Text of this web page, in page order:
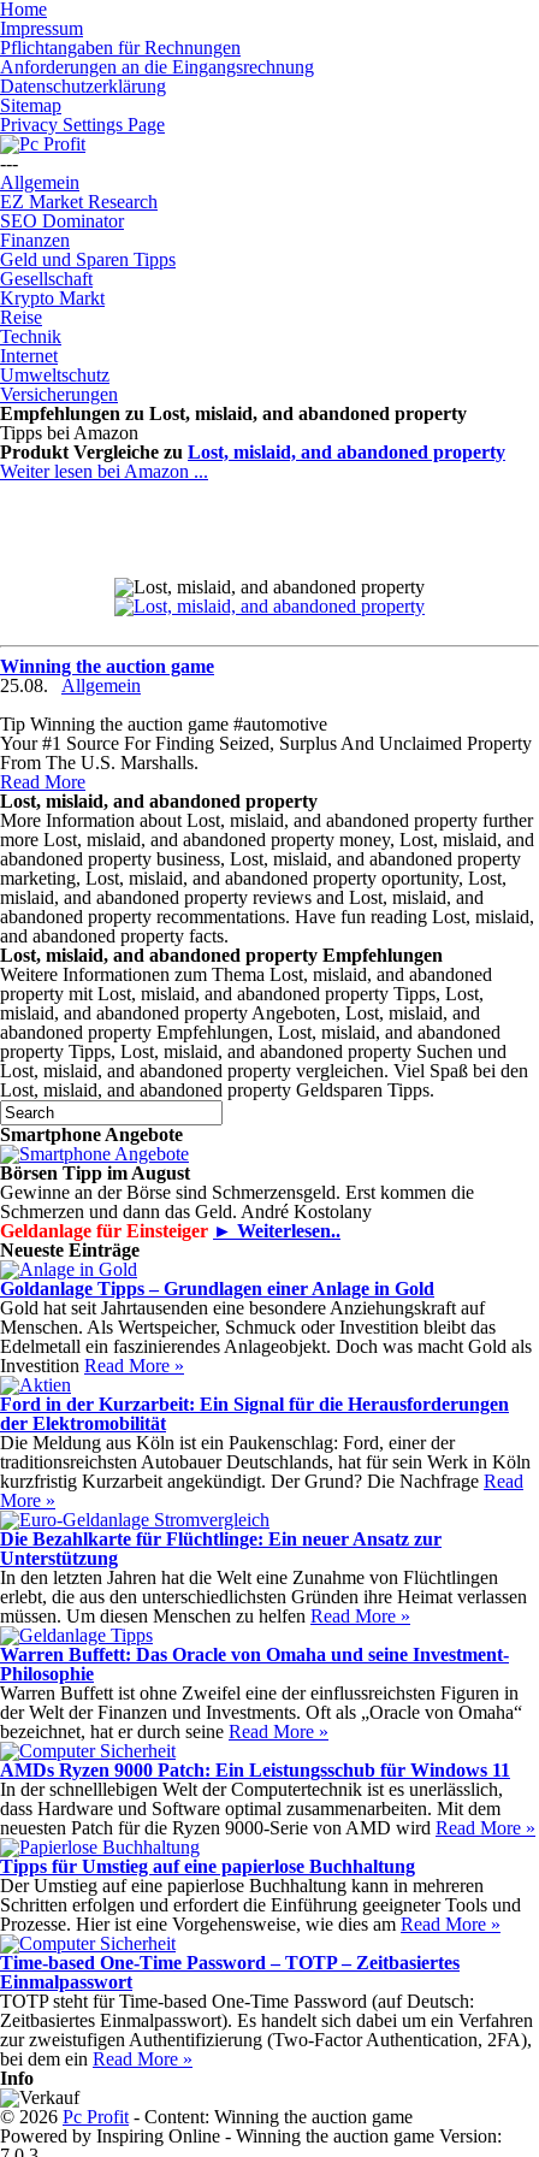
Home
Impressum
Pflichtangaben für Rechnungen
Anforderungen an die Eingangsrechnung
Datenschutzerklärung
Sitemap
Privacy Settings Page
---
Allgemein
EZ Market Research
SEO Dominator
Finanzen
Geld und Sparen Tipps
Gesellschaft
Krypto Markt
Reise
Technik
Internet
Umweltschutz
Versicherungen
Empfehlungen zu Lost, mislaid, and abandoned property
Tipps bei Amazon
Produkt Vergleiche zu Lost, mislaid, and abandoned property
Weiter lesen bei Amazon ...
Winning the auction game
25.08.
Allgemein
Tip Winning the auction game #automotive
Your #1 Source For Finding Seized, Surplus And Unclaimed Property
From The U.S. Marshalls.
Read More
Lost, mislaid, and abandoned property
More Information about Lost, mislaid, and abandoned property further
more Lost, mislaid, and abandoned property money, Lost, mislaid, and
abandoned property business, Lost, mislaid, and abandoned property
marketing, Lost, mislaid, and abandoned property oportunity, Lost,
mislaid, and abandoned property reviews and Lost, mislaid, and
abandoned property recommentations. Have fun reading Lost, mislaid,
and abandoned property facts.
Lost, mislaid, and abandoned property Empfehlungen
Weitere Informationen zum Thema Lost, mislaid, and abandoned
property mit Lost, mislaid, and abandoned property Tipps, Lost,
mislaid, and abandoned property Angeboten, Lost, mislaid, and
abandoned property Empfehlungen, Lost, mislaid, and abandoned
property Tipps, Lost, mislaid, and abandoned property Suchen und
Lost, mislaid, and abandoned property vergleichen. Viel Spaß bei den
Lost, mislaid, and abandoned property Geldsparen Tipps.
Smartphone Angebote
Börsen Tipp im August
Gewinne an der Börse sind Schmerzensgeld. Erst kommen die
Schmerzen und dann das Geld. André Kostolany
Geldanlage für Einsteiger ► Weiterlesen..
Neueste Einträge
Goldanlage Tipps – Grundlagen einer Anlage in Gold
Gold hat seit Jahrtausenden eine besondere Anziehungskraft auf
Menschen. Als Wertspeicher, Schmuck oder Investition bleibt das
Edelmetall ein faszinierendes Anlageobjekt. Doch was macht Gold als
Investition Read More »
Ford in der Kurzarbeit: Ein Signal für die Herausforderungen
der Elektromobilität
Die Meldung aus Köln ist ein Paukenschlag: Ford, einer der
traditionsreichsten Autobauer Deutschlands, hat für sein Werk in Köln
kurzfristig Kurzarbeit angekündigt. Der Grund? Die Nachfrage Read
More »
Die Bezahlkarte für Flüchtlinge: Ein neuer Ansatz zur
Unterstützung
In den letzten Jahren hat die Welt eine Zunahme von Flüchtlingen
erlebt, die aus den unterschiedlichsten Gründen ihre Heimat verlassen
müssen. Um diesen Menschen zu helfen Read More »
Warren Buffett: Das Oracle von Omaha und seine Investment-
Philosophie
Warren Buffett ist ohne Zweifel eine der einflussreichsten Figuren in
der Welt der Finanzen und Investments. Oft als „Oracle von Omaha“
bezeichnet, hat er durch seine Read More »
AMDs Ryzen 9000 Patch: Ein Leistungsschub für Windows 11
In der schnelllebigen Welt der Computertechnik ist es unerlässlich,
dass Hardware und Software optimal zusammenarbeiten. Mit dem
neuesten Patch für die Ryzen 9000-Serie von AMD wird Read More »
Tipps für Umstieg auf eine papierlose Buchhaltung
Der Umstieg auf eine papierlose Buchhaltung kann in mehreren
Schritten erfolgen und erfordert die Einführung geeigneter Tools und
Prozesse. Hier ist eine Vorgehensweise, wie dies am Read More »
Time-based One-Time Password – TOTP – Zeitbasiertes
Einmalpasswort
TOTP steht für Time-based One-Time Password (auf Deutsch:
Zeitbasiertes Einmalpasswort). Es handelt sich dabei um ein Verfahren
zur zweistufigen Authentifizierung (Two-Factor Authentication, 2FA),
bei dem ein Read More »
Info
© 2026 Pc Profit - Content: Winning the auction game
Powered by Inspiring Online - Winning the auction game Version: